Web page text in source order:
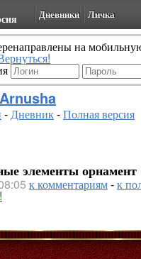
Дневники Личка
на
Arnusha
-Дневник-Полная версия
элементы орнамент
к комментариям-к